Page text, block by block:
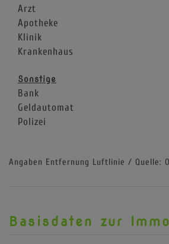
Arzt
Apotheke
Klinik
Krankenhaus
Sonstige
Bank
Geldautomat
Polizei
Angaben Entfernung Luftlinie / Quelle:
Basisdaten zur